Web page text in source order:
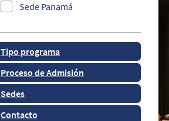
Ranking FSO
Ranking Webometrics
Salud y Bienestar
Sede Panamá
Sede Panamá
Sede Santiago
Sede Santiago
Tipo programa
Proceso de Admisión
Sedes
Contacto